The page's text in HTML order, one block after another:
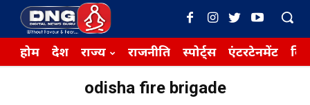
होम देश राज्य राजनीति स्पोर्ट्स एंटरटेनमेंट
odisha fire brigade